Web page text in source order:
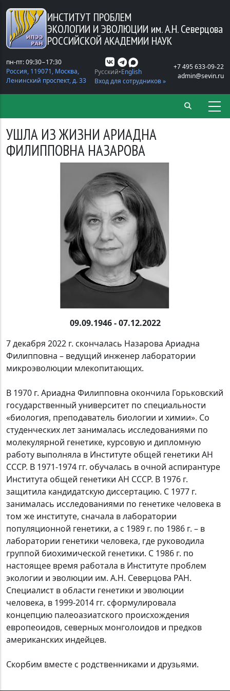
Перейти к основному содержанию
ИНСТИТУТ ПРОБЛЕМ
ЭКОЛОГИИ И ЭВОЛЮЦИИ им. А.Н. Северцова
РОССИЙСКОЙ АКАДЕМИИ НАУК
пн-пт: 09:30−17:30
Россия, 119071, Москва,
Ленинский проспект, д. 33
Русский English
Вход для сотрудников »
+7 495 633-09-22
admin@sevin.ru
УШЛА ИЗ ЖИЗНИ АРИАДНА
ФИЛИППОВНА НАЗАРОВА
09.09.1946-07.12.2022
7 декабря 2022 г. скончалась Назарова Ариадна
Филипповна – ведущий инженер лаборатории
микроэволюции млекопитающих.
В 1970 г. Ариадна Филипповна окончила Горьковский
государственный университет по специальности
«биология, преподаватель биологии и химии». Со
студенческих лет занималась исследованиями по
молекулярной генетике, курсовую и дипломную
работу выполняла в Институте общей генетики АН
СССР. В 1971-1974 гг. обучалась в очной аспирантуре
Института общей генетики АН СССР. В 1976 г.
защитила кандидатскую диссертацию. С 1977 г.
занималась исследованиями по генетике человека в
том же институте, сначала в лаборатории
популяционной генетики, а с 1989 г. по 1986 г. – в
лаборатории генетики человека, где руководила
группой биохимической генетики. С 1986 г. по
настоящее время работала в Институте проблем
экологии и эволюции им. А.Н. Северцова РАН.
Специалист в области генетики и эволюции
человека, в 1999-2014 гг. сформулировала
концепцию палеоазиатского происхождения
европеоидов, северных монголоидов и предков
американских индейцев.
Скорбим вместе с родственниками и друзьями.